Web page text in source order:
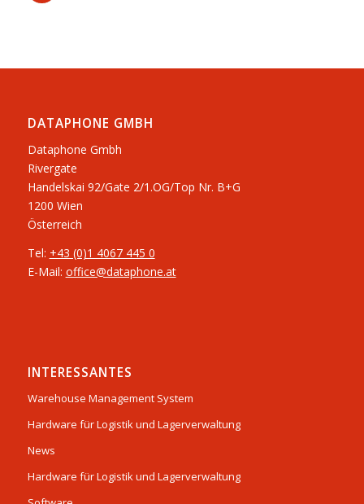
DATAPHONE GMBH
Dataphone Gmbh
Rivergate
​Handelskai 92/Gate 2/1.OG/Top Nr. B+G
1200 Wien
Österreich
Tel: +43 (0)1 4067 445 0
E-Mail: office@dataphone.at
INTERESSANTES
Warehouse Management System
Hardware für Logistik und Lagerverwaltung
News
Hardware für Logistik und Lagerverwaltung